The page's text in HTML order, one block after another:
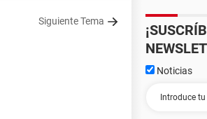
Siguiente Tema
Noticias